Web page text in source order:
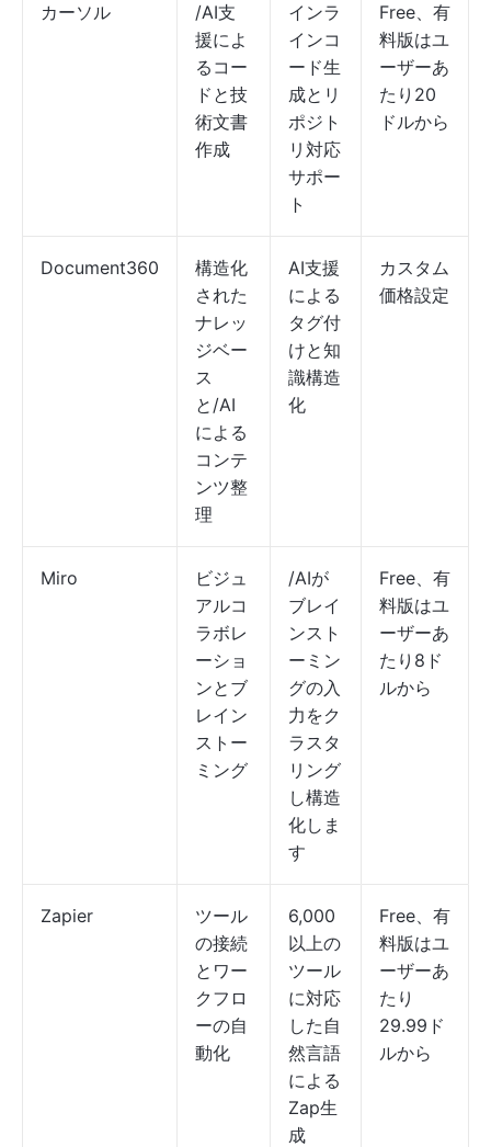
カーソル
/AI支
援によ
るコー
ドと技
術文書
作成
インラ
インコ
ード生
成とリ
ポジト
リ対応
サポー
ト
Free、有
料版はユ
ーザーあ
たり20
ドルから
Document360
構造化
された
ナレッ
ジベー
ス
と/AI
による
コンテ
ンツ整
理
AI支援
による
タグ付
けと知
識構造
化
カスタム
価格設定
Miro
ビジュ
アルコ
ラボレ
ーショ
ンとブ
レイン
ストー
ミング
/AIが
ブレイ
ンスト
ーミン
グの入
力をク
ラスタ
リング
し構造
化しま
す
Free、有
料版はユ
ーザーあ
たり8ド
ルから
Zapier
ツール
の接続
とワー
クフロ
ーの自
動化
6,000
以上の
ツール
に対応
した自
然言語
による
Zap生
成
Free、有
料版はユ
ーザーあ
たり
29.99ド
ルから